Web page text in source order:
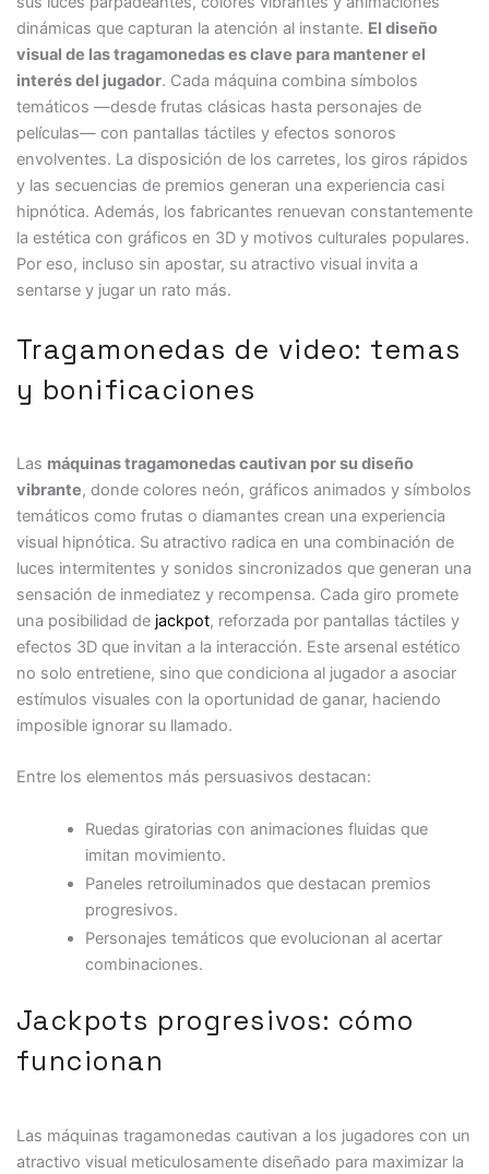
dinámicas que capturan la atención al instante. El diseño
visual de las tragamonedas es clave para mantener el
interés del jugador. Cada máquina combina símbolos
temáticos —desde frutas clásicas hasta personajes de
películas— con pantallas táctiles y efectos sonoros
envolventes. La disposición de los carretes, los giros rápidos
y las secuencias de premios generan una experiencia casi
hipnótica. Además, los fabricantes renuevan constantemente
la estética con gráficos en 3D y motivos culturales populares.
Por eso, incluso sin apostar, su atractivo visual invita a
sentarse y jugar un rato más.
Tragamonedas de video: temas
y bonificaciones
Las máquinas tragamonedas cautivan por su diseño
vibrante, donde colores neón, gráficos animados y símbolos
temáticos como frutas o diamantes crean una experiencia
visual hipnótica. Su atractivo radica en una combinación de
luces intermitentes y sonidos sincronizados que generan una
sensación de inmediatez y recompensa. Cada giro promete
una posibilidad de jackpot, reforzada por pantallas táctiles y
efectos 3D que invitan a la interacción. Este arsenal estético
no solo entretiene, sino que condiciona al jugador a asociar
estímulos visuales con la oportunidad de ganar, haciendo
imposible ignorar su llamado.
Entre los elementos más persuasivos destacan:
Ruedas giratorias con animaciones fluidas que
imitan movimiento.
Paneles retroiluminados que destacan premios
progresivos.
Personajes temáticos que evolucionan al acertar
combinaciones.
Jackpots progresivos: cómo
funcionan
Las máquinas tragamonedas cautivan a los jugadores con un
atractivo visual meticulosamente diseñado para maximizar la